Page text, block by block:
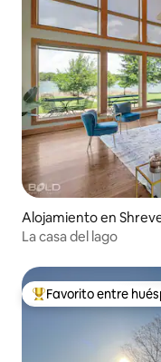
Alojamiento en
La casa del lago
Favorito entre
Favorito entre